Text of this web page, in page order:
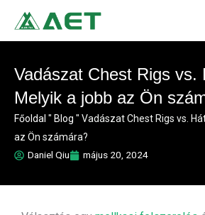
content
Vadászat Chest Rigs vs.
Melyik a jobb az Ön
Főoldal " Blog " Vadászat Chest Rigs vs.
az Ön számára?
Daniel Qiu
május 20, 2024